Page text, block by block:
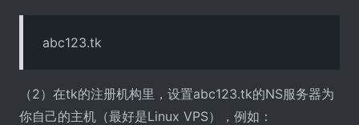
abc123.tk
（2）在tk的注册机构里，设置abc123.tk的NS服务器为
你自己的主机（最好是Linux VPS），例如：